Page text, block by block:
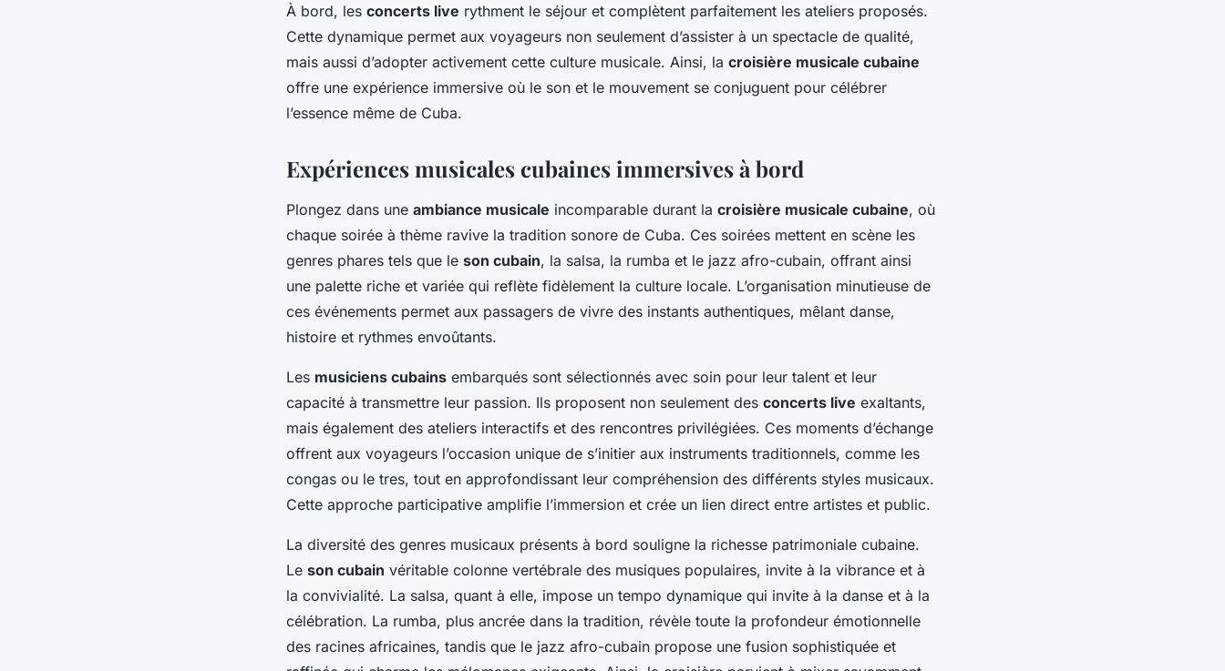
À bord, les concerts live rythment le séjour et complètent parfaitement les ateliers proposés.
Cette dynamique permet aux voyageurs non seulement d’assister à un spectacle de qualité,
mais aussi d’adopter activement cette culture musicale. Ainsi, la croisière musicale cubaine
offre une expérience immersive où le son et le mouvement se conjuguent pour célébrer
l’essence même de Cuba.
Expériences musicales cubaines immersives à bord
Plongez dans une ambiance musicale incomparable durant la croisière musicale cubaine, où
chaque soirée à thème ravive la tradition sonore de Cuba. Ces soirées mettent en scène les
genres phares tels que le son cubain, la salsa, la rumba et le jazz afro-cubain, offrant ainsi
une palette riche et variée qui reflète fidèlement la culture locale. L’organisation minutieuse de
ces événements permet aux passagers de vivre des instants authentiques, mêlant danse,
histoire et rythmes envoûtants.
Les musiciens cubains embarqués sont sélectionnés avec soin pour leur talent et leur
capacité à transmettre leur passion. Ils proposent non seulement des concerts live exaltants,
mais également des ateliers interactifs et des rencontres privilégiées. Ces moments d’échange
offrent aux voyageurs l’occasion unique de s’initier aux instruments traditionnels, comme les
congas ou le tres, tout en approfondissant leur compréhension des différents styles musicaux.
Cette approche participative amplifie l’immersion et crée un lien direct entre artistes et public.
La diversité des genres musicaux présents à bord souligne la richesse patrimoniale cubaine.
Le son cubain véritable colonne vertébrale des musiques populaires, invite à la vibrance et à
la convivialité. La salsa, quant à elle, impose un tempo dynamique qui invite à la danse et à la
célébration. La rumba, plus ancrée dans la tradition, révèle toute la profondeur émotionnelle
des racines africaines, tandis que le jazz afro-cubain propose une fusion sophistiquée et